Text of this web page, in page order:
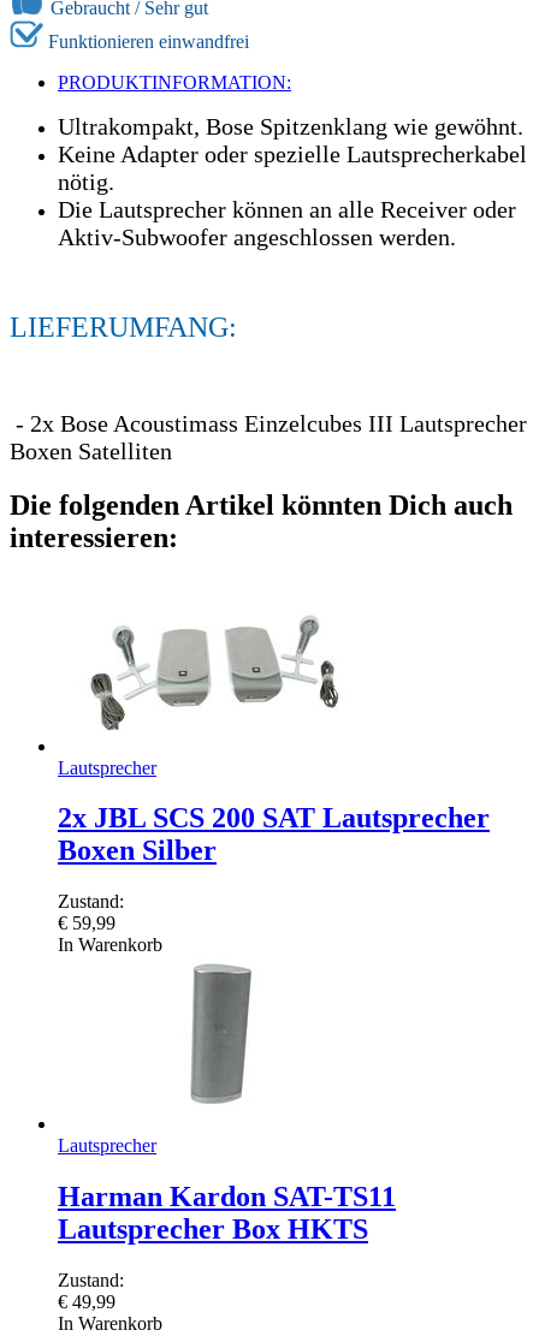
Gebraucht / Sehr gut
Funktionieren einwandfrei
PRODUKTINFORMATION:
Ultrakompakt, Bose Spitzenklang wie gewöhnt.
Keine Adapter oder spezielle Lautsprecherkabel
nötig.
Die Lautsprecher können an alle Receiver oder
Aktiv-Subwoofer angeschlossen werden.
LIEFERUMFANG:
- 2x Bose Acoustimass Einzelcubes III Lautsprecher
Boxen Satelliten
Die folgenden Artikel könnten Dich auch
interessieren:
Lautsprecher
2x JBL SCS 200 SAT Lautsprecher
Boxen Silber
Zustand:
€ 59,99
In Warenkorb
Lautsprecher
Harman Kardon SAT-TS11
Lautsprecher Box HKTS
Zustand:
€ 49,99
In Warenkorb